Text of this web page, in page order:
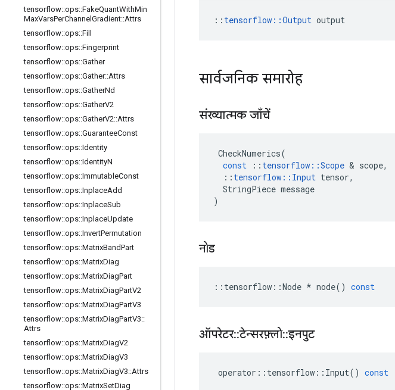
tensorflow::ops::FakeQuantWithMin
MaxVarsPerChannel Gradient::Attrs
tensorflow::ops::Fill
tensorflow::ops::Fingerprint
tensorflow::ops::Gather
tensorflow::ops::Gather::Attrs
tensorflow::ops::GatherNd
tensorflow::ops::GatherV2
tensorflow::ops::GatherV2::Attrs
tensorflow::ops::GuaranteeConst
tensorflow::ops::Identity
tensorflow::ops::IdentityN
tensorflow::ops::ImmutableConst
tensorflow::ops::InplaceAdd
tensorflow::ops::InplaceSub
tensorflow::ops::InplaceUpdate
tensorflow::ops::InvertPermutation
tensorflow::ops::MatrixBandPart
tensorflow::ops::MatrixDiag
tensorflow::ops::MatrixDiagPart
tensorflow::ops::MatrixDiagPartV2
tensorflow::ops::MatrixDiagPartV3
tensorflow::ops::MatrixDiagPartV3::
Attrs
tensorflow::ops::MatrixDiagV2
tensorflow::ops::MatrixDiagV3
tensorflow::ops::MatrixDiagV3::Attrs
tensorflow::ops::MatrixSetDiag
:: tensorflow::Output output
सार्वजनिक समारोह
संख्यात्मक जाँचें
CheckNumerics(
const
:: tensorflow ::Scope & scope,
:: tensorflow :: Input tensor,
StringPiece message
)
नोड
:: tensorflow ::Node * node() const
ऑपरेटर::टेन्सरफ़्लो::इनपुट
operator :: tensorflow :: Input() const